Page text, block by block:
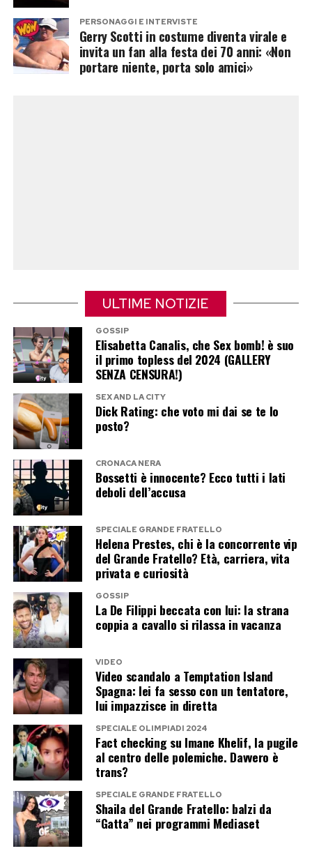
sorprendere il pubblico.
Se anche Mario Ermito dovesse entrare nel cast
definitivo, la curiosità non riguarderebbe
PERSONAGGI E INTERVISTE
Gerry Scotti in costume diventa virale e
invita un fan alla festa dei 70 anni: «Non
portare niente, porta solo amici»
ULTIME NOTIZIE
GOSSIP
Elisabetta Canalis, che Sex bomb! è suo
il primo topless del 2024 (GALLERY
SENZA CENSURA!)
SEX AND LA CITY
Dick Rating: che voto mi dai se te lo
posto?
CRONACA NERA
Bossetti è innocente? Ecco tutti i lati
deboli dell’accusa
SPECIALE GRANDE FRATELLO
Helena Prestes, chi è la concorrente vip
del Grande Fratello? Età, carriera, vita
privata e curiosità
GOSSIP
La De Filippi beccata con lui: la strana
coppia a cavallo si rilassa in vacanza
VIDEO
Video scandalo a Temptation Island
Spagna: lei fa sesso con un tentatore,
lui impazzisce in diretta
SPECIALE OLIMPIADI 2024
Fact checking su Imane Khelif, la pugile
al centro delle polemiche. Davvero è
trans?
SPECIALE GRANDE FRATELLO
Shaila del Grande Fratello: balzi da
“Gatta” nei programmi Mediaset